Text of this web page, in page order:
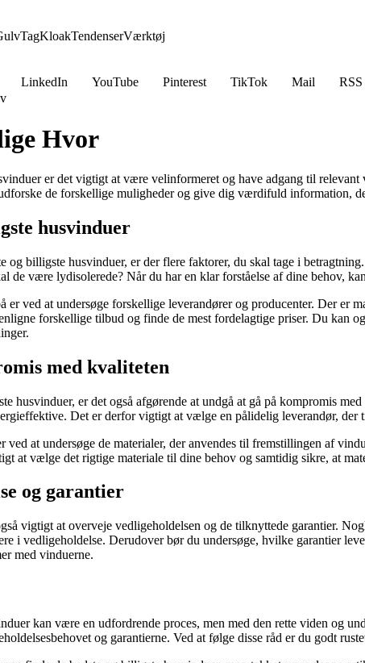
TagKloakTendenserVærktøj
LinkedIn YouTube Pinterest TikTok Mail
RSS
Hvor
er det vigtigt at være velinformeret og have adgang til
de forskellige muligheder og give dig værdifuld information,
husvinduer
og billigste husvinduer, er der flere faktorer, du skal tage i
de være lydisolerede? Når du har en klar forståelse af dine behov,
er ved at undersøge forskellige leverandører og producenter. Der er
forskellige tilbud og finde de mest fordelagtige priser. Du kan
med kvaliteten
husvinduer, er det også afgørende at undgå at gå på kompromis
Det er derfor vigtigt at vælge en pålidelig leverandør,
ved at undersøge de materialer, der anvendes til fremstillingen af
at vælge det rigtige materiale til dine behov og samtidig sikre, at
og garantier
vigtigt at overveje vedligeholdelsen og de tilknyttede garantier.
i vedligeholdelse. Derudover bør du undersøge, hvilke garantier
med vinduerne.
kan være en udfordrende proces, men med den rette viden og
og garantierne. Ved at følge disse råd er du godt